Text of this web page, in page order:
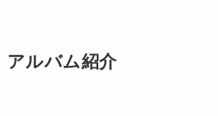
アルバム紹介